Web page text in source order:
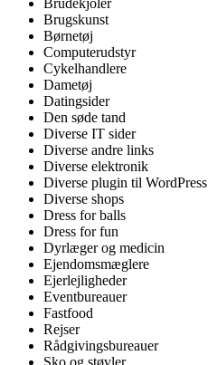
Brudekjoler
Brugskunst
Børnetøj
Computerudstyr
Cykelhandlere
Dametøj
Datingsider
Den søde tand
Diverse IT sider
Diverse andre links
Diverse elektronik
Diverse plugin til WordPress
Diverse shops
Dress for balls
Dress for fun
Dyrlæger og medicin
Ejendomsmæglere
Ejerlejligheder
Eventbureauer
Fastfood
Rejser
Rådgivingsbureauer
Sko og støvler